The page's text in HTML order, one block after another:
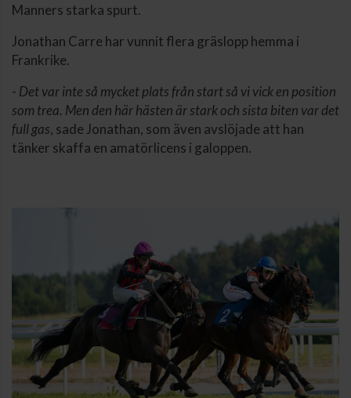
Manners starka spurt.
Jonathan Carre har vunnit flera gräslopp hemma i
Frankrike.
- Det var inte så mycket plats från start så vi vick en position
som trea. Men den här hästen är stark och sista biten var det
full gas, sade Jonathan, som även avslöjade att han
tänker skaffa en amatörlicens i galoppen.